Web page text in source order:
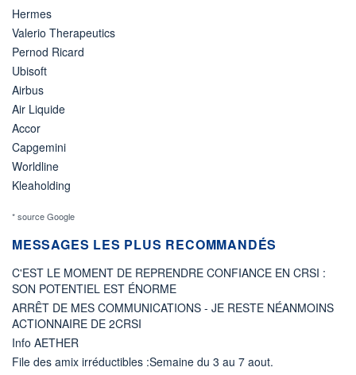
Hermes
Valerio Therapeutics
Pernod Ricard
Ubisoft
Airbus
Air Liquide
Accor
Capgemini
Worldline
Kleaholding
* source Google
MESSAGES LES PLUS RECOMMANDÉS
C'EST LE MOMENT DE REPRENDRE CONFIANCE EN CRSI :
SON POTENTIEL EST ÉNORME
ARRÊT DE MES COMMUNICATIONS - JE RESTE NÉANMOINS
ACTIONNAIRE DE 2CRSI
Info AETHER
File des amix irréductibles :Semaine du 3 au 7 aout.